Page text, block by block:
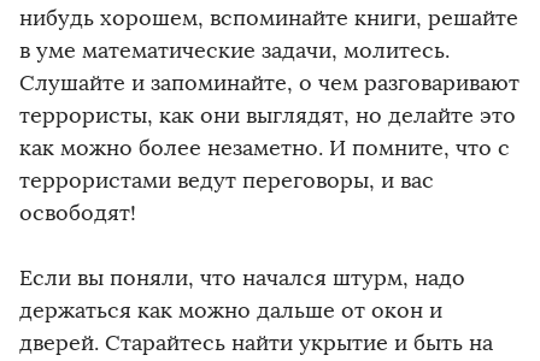
нибудь хорошем, вспоминайте книги, решайте
в уме математические задачи, молитесь.
Слушайте и запоминайте, о чем разговаривают
террористы, как они выглядят, но делайте это
как можно более незаметно. И помните, что с
террористами ведут переговоры, и вас
освободят!
Если вы поняли, что начался штурм, надо
держаться как можно дальше от окон и
дверей. Старайтесь найти укрытие и быть на